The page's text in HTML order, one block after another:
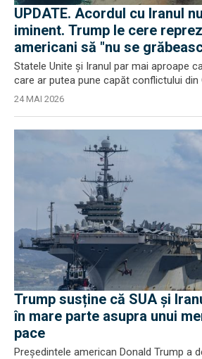
UPDATE. Acordul cu Iranul
iminent. Trump le cere
americani să "nu se
Statele Unite și Iranul par mai aproape
care ar putea pune capăt conflictului din
24 MAI 2026
Trump susține că SUA și
în mare parte asupra unui
pace
Președintele american Donald Trump a